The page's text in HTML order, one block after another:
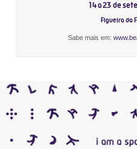
14 a 23 de
Figueira da
Sabe mais em: